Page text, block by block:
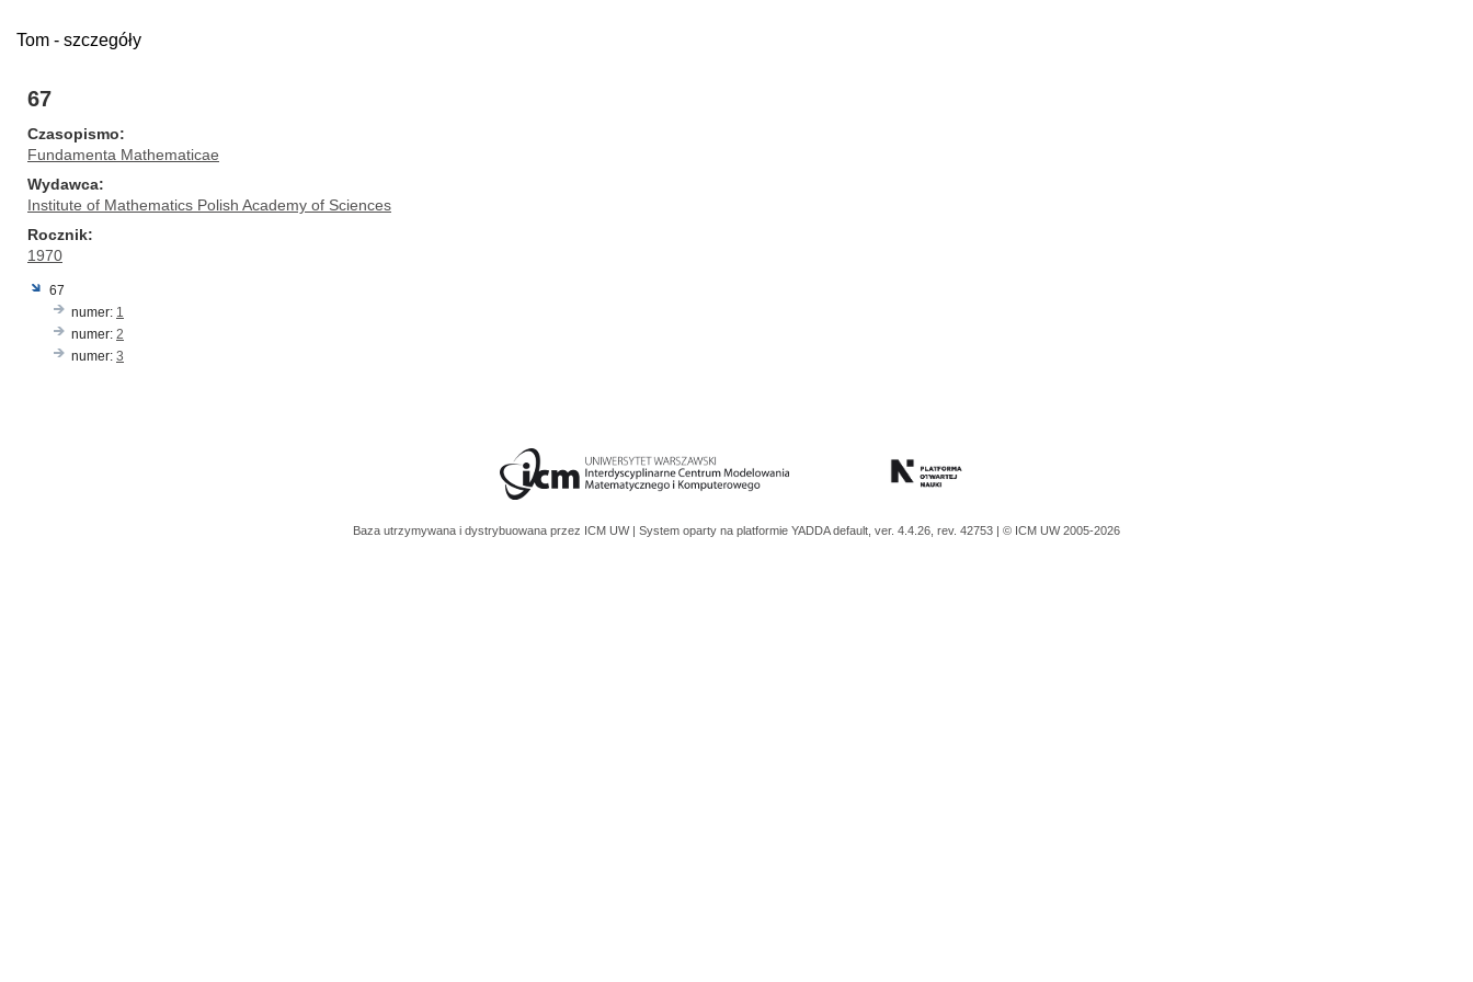
Tom - szczegóły
67
Czasopismo
Fundamenta Mathematicae
Wydawca
Institute of Mathematics Polish Academy of Sciences
Rocznik
1970
67
numer: 1
numer: 2
numer: 3
Baza utrzymywana i dystrybuowana przez ICM UW | System oparty na platformie YADDAdefault, ver. 4.4.26, rev. 42753 | © ICM UW 2005-2026